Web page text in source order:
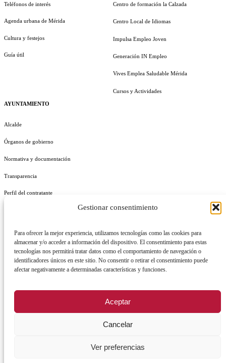
Gestionar consentimiento
Para ofrecer la mejor experiencia, utilizamos tecnologías como las cookies para
almacenar y/o acceder a información del dispositivo. El consentimiento para estas
tecnologías nos permitirá tratar datos como el comportamiento de navegación o
identificadores únicos en este sitio. No consentir o retirar el consentimiento puede
afectar negativamente a determinadas características y funciones.
Aceptar
Cancelar
Ver preferencias
Teléfonos de interés
Agenda urbana de Mérida
Cultura y festejos
Guía útil
AYUNTAMIENTO
Alcalde
Órganos de gobierno
Normativa y documentación
Transparencia
Perfil del contratante
Centro de formación la Calzada
Centro Local de Idiomas
Impulsa Empleo Joven
Generación IN Empleo
Vives Emplea Saludable Mérida
Cursos y Actividades
REGISTRO DE ACTIVIDADES DE TRATAMIENTO